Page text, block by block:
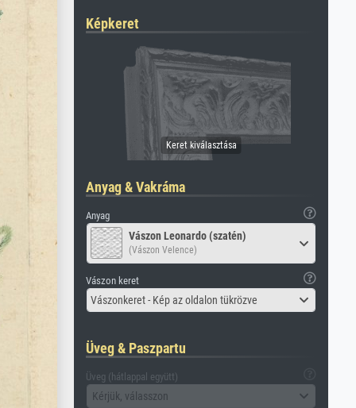
Képkeret
Anyag & Vakráma
Anyag
Vászon Leonardo (szatén)
(Vászon Velence)
Vászon keret
Vászonkeret - Kép az oldalon tükrözve
Üveg & Paszpartu
Üveg (hátlappal együtt)
Kérjük, válasszon